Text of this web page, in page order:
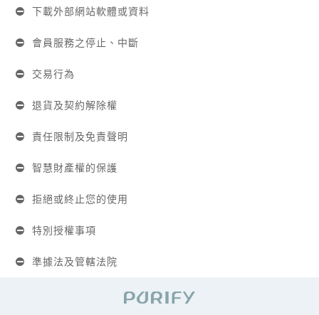
下載外部網站軟體或資料
會員服務之停止、中斷
交易行為
退貨及契約解除權
責任限制及免責聲明
智慧財產權的保護
拒絕或終止您的使用
特別授權事項
準據法及管轄法院